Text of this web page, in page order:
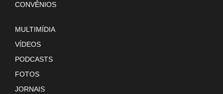
CONVÊNIOS
MULTIMÍDIA
VÍDEOS
PODCASTS
FOTOS
JORNAIS